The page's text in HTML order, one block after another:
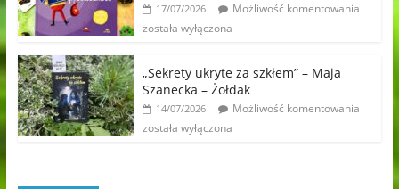
17/07/2026
Możliwość komentowania
została wyłączona
„Sekrety ukryte za szkłem” – Maja
Szanecka – Żołdak
14/07/2026
Możliwość komentowania
została wyłączona